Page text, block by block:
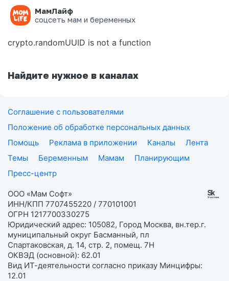
МамЛайф
соцсеть мам и беременных
Ошибка на странице
crypto.randomUUID is not a function
Найдите нужное в каналах
Соглашение с пользователями
Положение об обработке персональных данных
Помощь
Реклама в приложении Каналы
Лента
Темы
Беременным Мамам
Планирующим
Пресс-центр
ООО «Мам Софт»
ИНН/КПП 7707455220 / 770101001
ОГРН 1217700330275
Юридический адрес: 105082, Город Москва, вн.тер.г.
муниципальный округ Басманный, пл
Спартаковская, д. 14, стр. 2, помещ. 7Н
ОКВЭД (основной): 62.01
Вид ИТ-деятельности согласно приказу Минцифры:
12.01